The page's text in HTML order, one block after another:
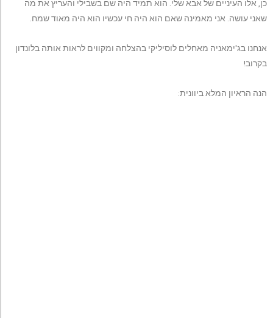
כן, אלו העיניים של אבא שלי. הוא תמיד היה שם בשבילי והעריץ את מה
שאני עושה. אני מאמינה שאם הוא היה חי עכשיו הוא היה מאוד שמח.
אנחנו בג'ימאניה מאחלים לוסיליקי בהצלחה ומקווים לראות אותה בלונדון
בקרוב!
הנה הראיון המלא ביוונית: